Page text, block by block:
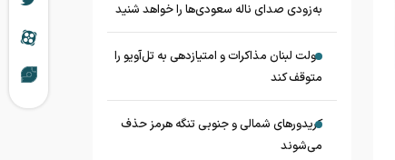
به‌زودی صدای ناله سعودی‌ها را خواهد شنید
دولت لبنان مذاکرات و امتیازدهی به تل‌آویو را
متوقف کند
کریدورهای شمالی و جنوبی تنگه هرمز حذف
می‌شوند